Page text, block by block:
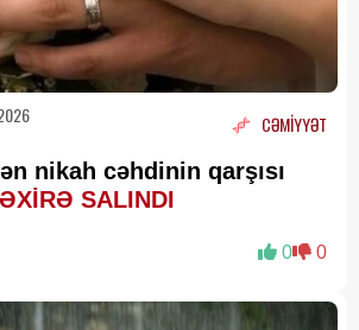
CƏMİYYƏT
nikah cəhdinin qarşısı
SALINDI
0 0